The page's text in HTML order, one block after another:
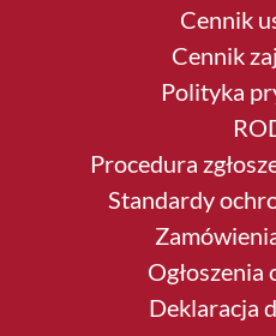
Cennik
Cennik
Polityka
Procedura
Standardy
Ogłoszenia
Deklaracja